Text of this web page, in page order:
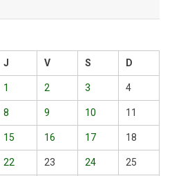
J V S D
1 2 3 4
8 9 10 11
15 16 17 18
22 23 24 25